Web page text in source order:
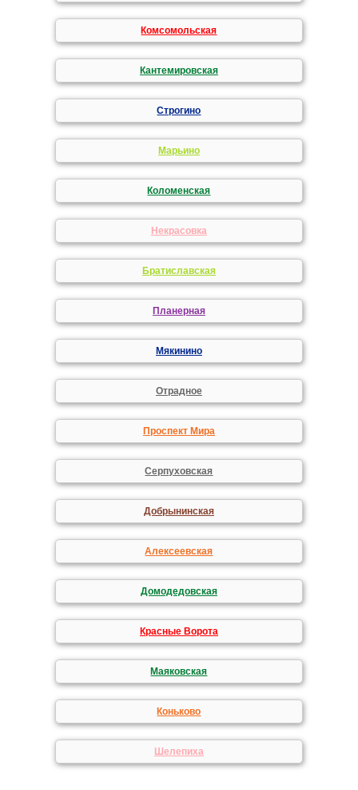
Комсомольская
Кантемировская
Строгино
Марьино
Коломенская
Некрасовка
Братиславская
Планерная
Мякинино
Отрадное
Проспект Мира
Серпуховская
Добрынинская
Алексеевская
Домодедовская
Красные Ворота
Маяковская
Коньково
Шелепиха